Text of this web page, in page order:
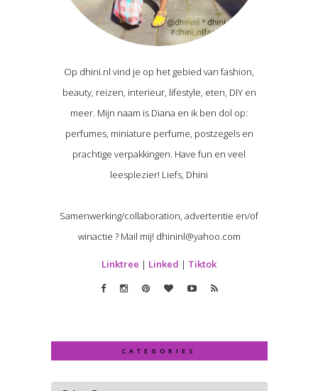
Op dhini.nl vind je op het gebied van fashion,
beauty, reizen, interieur, lifestyle, eten, DIY en
meer. Mijn naam is Diana en ik ben dol op:
perfumes, miniature perfume, postzegels en
prachtige verpakkingen. Have fun en veel
leesplezier! Liefs, Dhini
Samenwerking/collaboration, advertentie en/of
winactie ? Mail mij! dhininl@yahoo.com
Linktree | Linked | Tiktok
CATEGORIES